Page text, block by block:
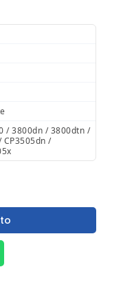
/ 3800dn / 3800dtn /
CP3505dn /